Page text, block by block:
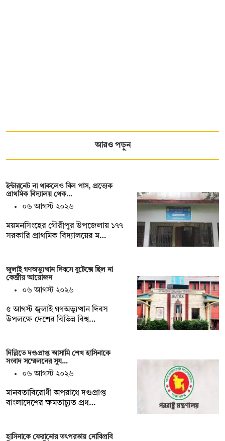
আরও পড়ুন
ইন্টারনেট না থাকলেও বিল পাস, প্রত্যেক
প্রাথমিক বিদ্যালয় থেক…
০৬ আগস্ট ২০২৬
ময়মনসিংহের গৌরীপুর উপজেলায় ১৭৭
সরকারি প্রাথমিক বিদ্যালয়ের ম…
জুলাই গণঅভ্যুত্থান দিবসে বুটেক্সে ছিল না
কেন্দ্রীয় আয়োজন
০৬ আগস্ট ২০২৬
৫ আগস্ট জুলাই গণঅভ্যুত্থান দিবস
উপলক্ষে দেশের বিভিন্ন বিশ্ব…
দিল্লিতে দণ্ডপ্রাপ্ত আসামি শেখ হাসিনাকে
সংবাদ সম্মেলনের সুয…
০৬ আগস্ট ২০২৬
মানবতাবিরোধী অপরাধে দণ্ডপ্রাপ্ত
বাংলাদেশের ক্ষমতাচ্যুত প্রধ…
হাসিনাকে ফেরানোর তৎপরতায় নোবিপ্রবি